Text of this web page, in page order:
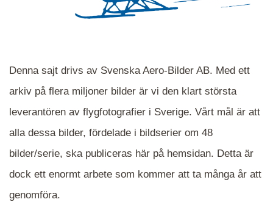
När du ser blåa, röda eller gröna mappar är det
närmare det område Du söker och klicka på
mappen.
Denna sajt drivs av Svenska Aero-Bilder AB. Med ett
arkiv på flera miljoner bilder är vi den klart största
leverantören av flygfotografier i Sverige. Vårt mål är att
alla dessa bilder, fördelade i bildserier om 48
bilder/serie, ska publiceras här på hemsidan. Detta är
dock ett enormt arbete som kommer att ta många år att
genomföra.